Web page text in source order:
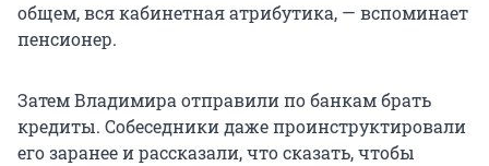
общем, вся кабинетная атрибутика, — вспоминает
пенсионер.
Затем Владимира отправили по банкам брать
кредиты. Собеседники даже проинструктировали
его заранее и рассказали, что сказать, чтобы